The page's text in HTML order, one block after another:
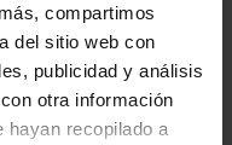
compartimos
del sitio web con
publicidad y análisis
otra información
hayan recopilado a